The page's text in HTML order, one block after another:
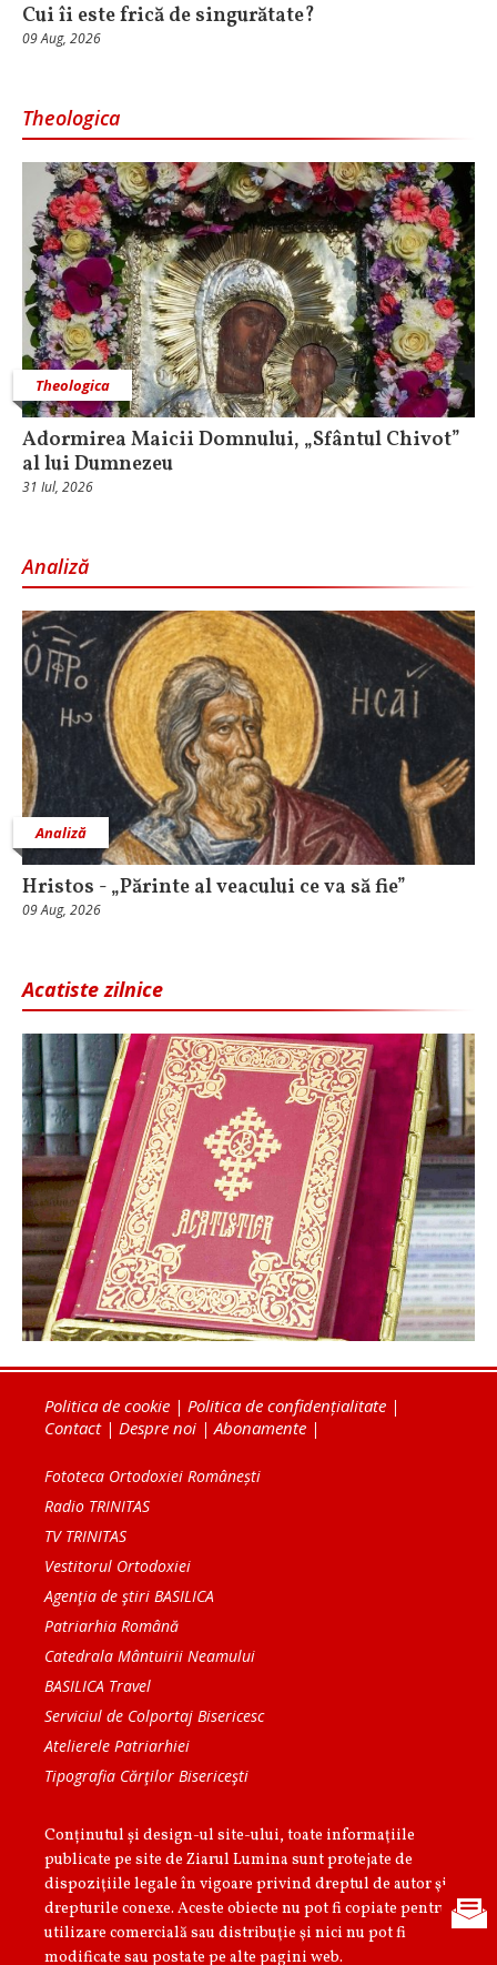
Cui îi este frică de singurătate?
09 Aug, 2026
Theologica
Theologica
Adormirea Maicii Domnului, „Sfântul Chivot”
al lui Dumnezeu
31 Iul, 2026
Analiză
Analiză
Hristos - „Părinte al veacului ce va să fie”
09 Aug, 2026
Acatiste zilnice
Politica de cookie | Politica de confidențialitate |
Contact| Despre noi |Abonamente |
Fototeca Ortodoxiei Românești
Radio TRINITAS
TV TRINITAS
Vestitorul Ortodoxiei
Agenţia de ştiri BASILICA
Patriarhia Română
Catedrala Mântuirii Neamului
BASILICA Travel
Serviciul de Colportaj Bisericesc
Atelierele Patriarhiei
Tipografia Cărţilor Bisericeşti
Conținutul și design-ul site-ului, toate informaţiile
publicate pe site de Ziarul Lumina sunt protejate de
dispoziţiile legale în vigoare privind dreptul de autor şi
drepturile conexe. Aceste obiecte nu pot fi copiate pentru
utilizare comercială sau distribuţie şi nici nu pot fi
modificate sau postate pe alte pagini web.